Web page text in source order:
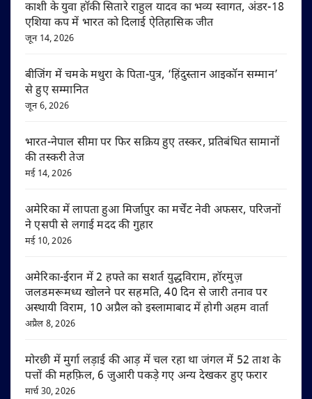
काशी के युवा हॉकी सितारे राहुल यादव का भव्य स्वागत, अंडर-18
एशिया कप में भारत को दिलाई ऐतिहासिक जीत
जून 14, 2026
बीजिंग में चमके मथुरा के पिता-पुत्र, ‘हिंदुस्तान आइकॉन सम्मान’
से हुए सम्मानित
जून 6, 2026
भारत-नेपाल सीमा पर फिर सक्रिय हुए तस्कर, प्रतिबंधित सामानों
की तस्करी तेज
मई 14, 2026
अमेरिका में लापता हुआ मिर्जापुर का मर्चेंट नेवी अफसर, परिजनों
ने एसपी से लगाई मदद की गुहार
मई 10, 2026
अमेरिका-ईरान में 2 हफ्ते का सशर्त युद्धविराम, हॉरमुज़
जलडमरूमध्य खोलने पर सहमति, 40 दिन से जारी तनाव पर
अस्थायी विराम, 10 अप्रैल को इस्लामाबाद में होगी अहम वार्ता
अप्रैल 8, 2026
मोरछी में मुर्गा लड़ाई की आड़ में चल रहा था जंगल में 52 ताश के
पत्तों की महफ़िल, 6 जुआरी पकड़े गए अन्य देखकर हुए फरार
मार्च 30, 2026